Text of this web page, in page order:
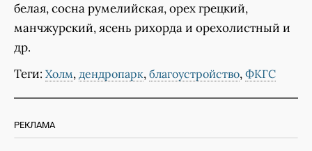
белая, сосна румелийская, орех грецкий,
манчжурский, ясень рихорда и орехолистный и
др.
Теги: Холм, дендропарк, благоустройство, ФКГС
РЕКЛАМА